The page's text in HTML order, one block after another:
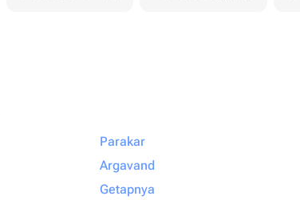
Parakar
Argavand
Getapnya